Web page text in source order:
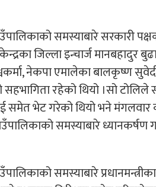
समस्याबारे सरकारी
जिल्ला इन्चार्ज मानबहादुर
नेकपा एमालेका बालकृष्ण
रहेको थियो ।सो
समेत भेट गरेको थियो भने मंगलवार
समस्याबारे ध्यानकर्षण
समस्याबारे